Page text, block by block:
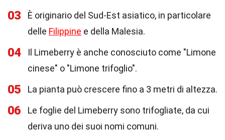
03
È originario del Sud-Est asiatico, in particolare
delle Filippine e della Malesia.
04
Il Limeberry è anche conosciuto come "Limone
cinese" o "Limone trifoglio".
05 La pianta può crescere fino a 3 metri di altezza.
06
Le foglie del Limeberry sono trifogliate, da cui
deriva uno dei suoi nomi comuni.